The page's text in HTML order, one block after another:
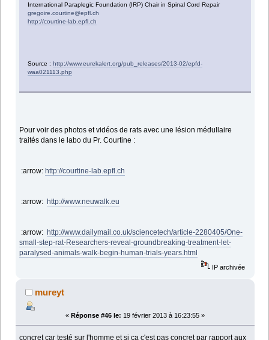
International Paraplegic Foundation (IRP) Chair in Spinal Cord Repair
gregoire.courtine@epfl.ch
http://courtine-lab.epfl.ch
Source :http://www.eurekalert.org/pub_releases/2013-02/epfd-
waa021113.php
Pour voir des photos et vidéos de rats avec une lésion médullaire
traités dans le labo du Pr. Courtine :
:arrow: http://courtine-lab.epfl.ch
:arrow: http://www.neuwalk.eu
:arrow: http://www.dailymail.co.uk/sciencetech/article-2280405/One-
small-step-rat-Researchers-reveal-groundbreaking-treatment-let-
paralysed-animals-walk-begin-human-trials-years.html
IP archivée
mureyt
« Réponse #46 le: 19 février 2013 à 16:23:55 »
concret car testé sur l'homme et si ça c'est pas concret par rapport aux